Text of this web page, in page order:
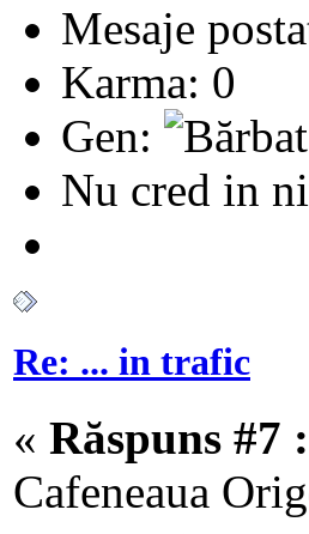
Mesaje
Karma: 0
Gen:
Nu cred in
Re: ... in trafic
« Răspuns #7 :
Cafeneaua